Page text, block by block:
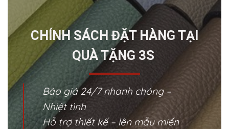
CHÍNH SÁCH ĐẶT HÀNG TẠI
QUÀ TẶNG 3S
Báo giá 24/7 nhanh chóng –
Nhiệt tình
Hỗ trợ thiết kế – lên mẫu miến